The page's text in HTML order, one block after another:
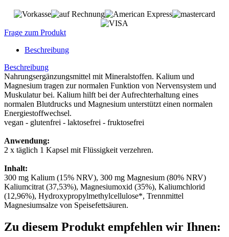
Frage zum Produkt
Beschreibung
Beschreibung
Nahrungsergänzungsmittel mit Mineralstoffen. Kalium und
Magnesium tragen zur normalen Funktion von Nervensystem und
Muskulatur bei. Kalium hilft bei der Aufrechterhaltung eines
normalen Blutdrucks und Magnesium unterstützt einen normalen
Energiestoffwechsel.
vegan - glutenfrei - laktosefrei - fruktosefrei
Anwendung:
2 x täglich 1 Kapsel mit Flüssigkeit verzehren.
Inhalt:
300 mg Kalium (15% NRV), 300 mg Magnesium (80% NRV)
Kaliumcitrat (37,53%), Magnesiumoxid (35%), Kaliumchlorid
(12,96%), Hydroxypropylmethylcellulose*, Trennmittel
Magnesiumsalze von Speisefettsäuren.
Zu diesem Produkt empfehlen wir Ihnen: